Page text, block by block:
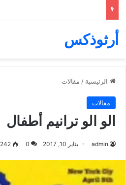
أرثوذكس
الرئيسية / مقالات
مقالات
الو الو ترانيم أطفال
admin يناير 10, 2017 0
242